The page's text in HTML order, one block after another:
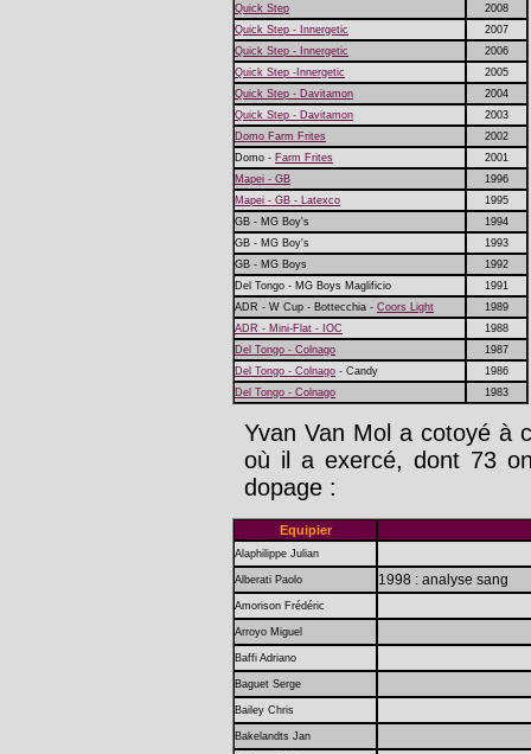
Quick Step
2008
Quick Step - Innergetic
2007
Quick Step - Innergetic
2006
Quick Step -Innergetic
2005
Quick Step - Davitamon
2004
Quick Step - Davitamon
2003
Domo Farm Frites
2002
Domo - Farm Frites
2001
Mapei - GB
1996
Mapei - GB - Latexco
1995
GB - MG Boy's
1994
GB - MG Boy's
1993
GB - MG Boys
1992
Del Tongo - MG Boys Maglificio
1991
ADR - W Cup - Bottecchia - Coors Light
1989
ADR - Mini-Flat - IOC
1988
Del Tongo - Colnago
1987
Del Tongo - Colnago - Candy
1986
Del Tongo - Colnago
1983
Yvan Van Mol a cotoyé à
où il a exercé, dont 73
dopage :
Equipier
Alaphilippe Julian
Alberati Paolo 1998 : analyse sang
Amorison Frédéric
Arroyo Miguel
Baffi Adriano
Baguet Serge
Bailey Chris
Bakelandts Jan